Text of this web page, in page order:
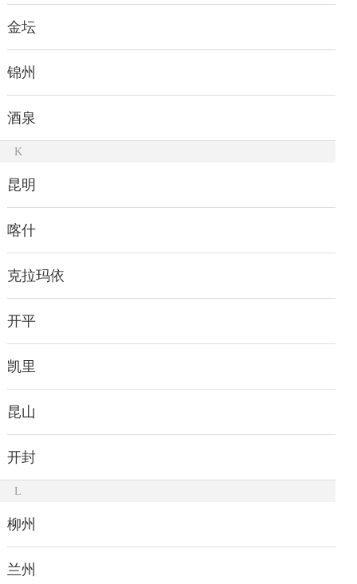
金坛
锦州
酒泉
K
昆明
喀什
克拉玛依
开平
凯里
昆山
开封
L
柳州
兰州